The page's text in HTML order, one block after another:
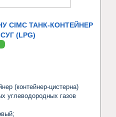
CIMC ТАНК-КОНТЕЙНЕР
(LPG)
(контейнер-цистерна)
углеводородных газов